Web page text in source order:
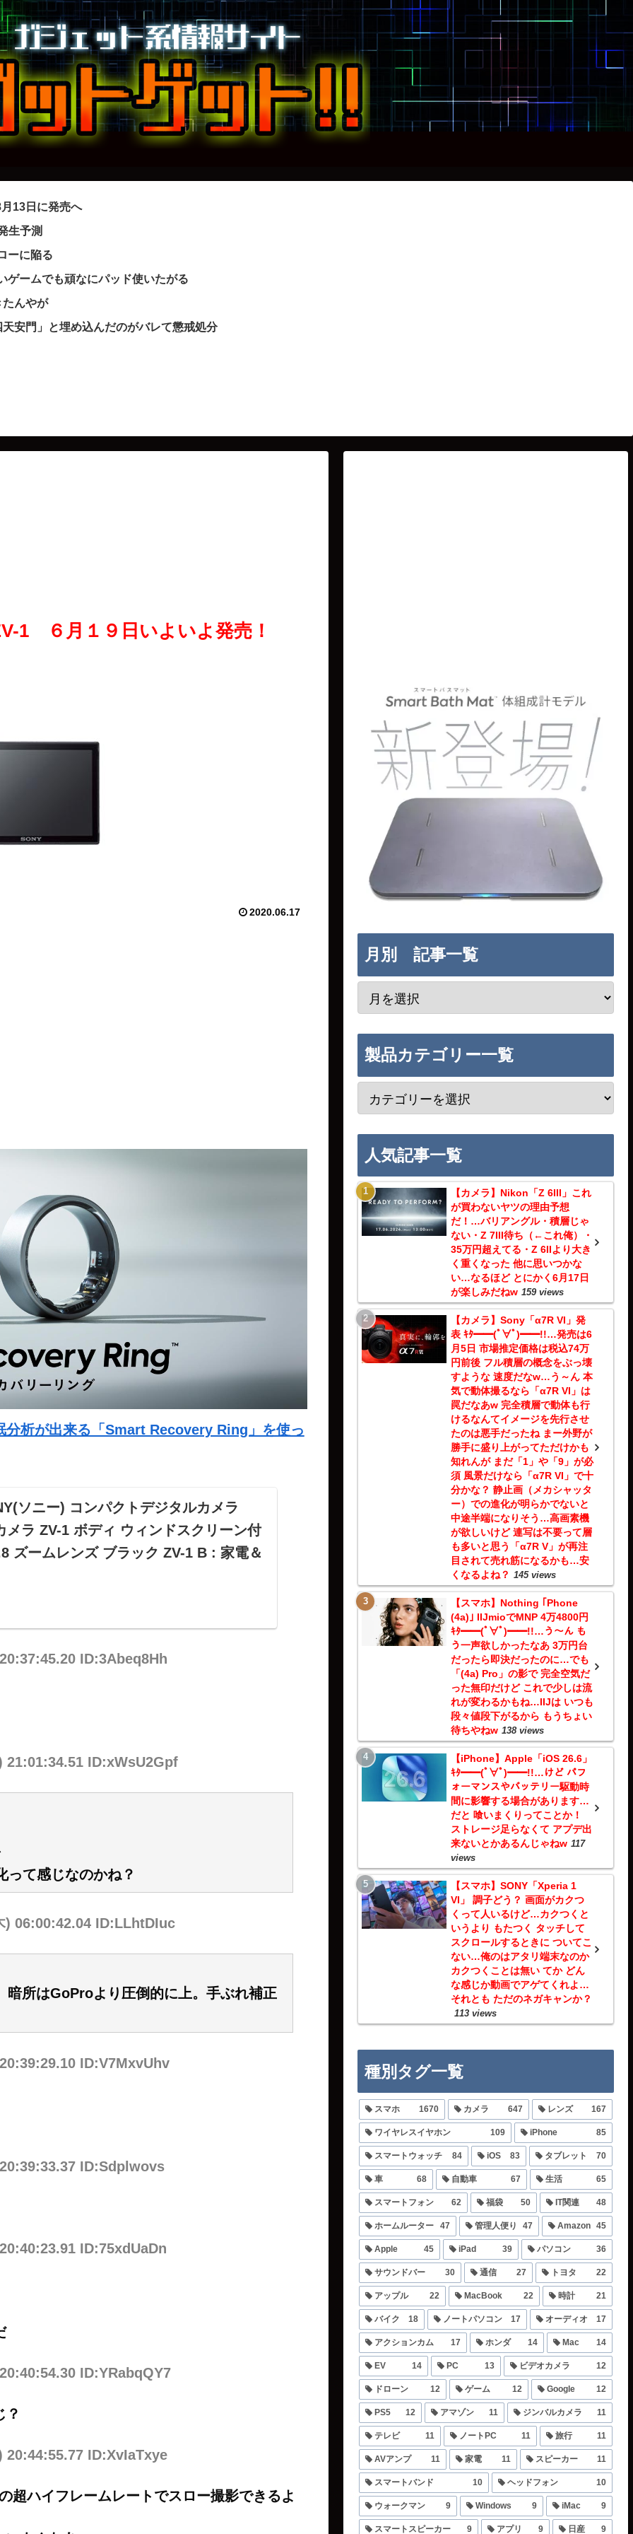
13日に発売へ
生予測
ーに陥る
ゲームでも頑なにパッド使いたがる
たんやが
安門」と埋め込んだのがバレて懲戒処分
1 ６月１９日いよいよ発売！
2020.06.17
分析が出来る「Smart Recovery Ring」を使っ
ソニー) コンパクトデジタルカメラ
ラ ZV-1 ボディ ウィンドスクリーン付
ズームレンズ ブラック ZV-1 B : 家電＆
ID:3Abeq8Hh
21:01:34.51 ID:xWsU2Gpf
って感じなのかね？
) 06:00:42.04 ID:LLhtDIuc
所はGoProより圧倒的に上。手ぶれ補正
ID:V7MxvUhv
ID:Sdplwovs
ID:75xdUaDn
ID:YRabqQY7
？
20:44:55.77 ID:XvIaTxye
超ハイフレームレートでスロー撮影できるよ
月別 記事一覧
製品カテゴリー一覧
人気記事一覧
【カメラ】Nikon「Z 6III」これ
が買わないヤツの理由予想
だ！…バリアングル・積層じゃ
ない・Z 7III待ち（←これ俺）・
35万円超えてる・Z 6IIより大き
く重くなった 他に思いつかな
い…なるほど とにかく6月17日
が楽しみだねw 159 views
【カメラ】Sony「α7R VI」発
表 ｷﾀ━━(ﾟ∀ﾟ)━━!!…発売は6
月5日 市場推定価格は税込74万
円前後 フル積層の概念をぶっ壊
すような 速度だなw…う～ん 本
気で動体撮るなら「α7R VI」は
罠だなあw 完全積層で動体も行
けるなんてイメージを先行させ
たのは悪手だったね まー外野が
勝手に盛り上がってただけかも
知れんが まだ「1」や「9」が必
須 風景だけなら「α7R VI」で十
分かな？ 静止画（メカシャッタ
ー）での進化が明らかでないと
中途半端になりそう…高画素機
が欲しいけど 連写は不要って層
も多いと思う「α7R V」が再注
目されて売れ筋になるかも…安
くなるよね？ 145 views
【スマホ】Nothing ｢Phone
(4a)｣ IIJmioでMNP 4万4800円
ｷﾀ━━(ﾟ∀ﾟ)━━!!…う～ん も
う一声欲しかったなあ 3万円台
だったら即決だったのに…でも
「(4a) Pro」の影で 完全空気だ
った無印だけど これで少しは流
れが変わるかもね…IIJは いつも
段々値段下がるから もうちょい
待ちやねw 138 views
【iPhone】Apple「iOS 26.6」
ｷﾀ━━(ﾟ∀ﾟ)━━!!…けど パフ
ォーマンスやバッテリー駆動時
間に影響する場合があります…
だと 喰いまくりってことか！
ストレージ足らなくて アプデ出
来ないとかあるんじゃねw 117
views
【スマホ】SONY「Xperia 1
VI」 調子どう？ 画面がカクつ
くって人いるけど…カクつくと
いうより もたつく タッチして
スクロールするときに ついてこ
ない…俺のはアタリ端末なのか
カクつくことは無い てか どん
な感じか動画でアゲてくれよ…
それとも ただのネガキャンか？
113 views
種別タグ一覧
スマホ 1670 カメラ 647 レンズ 167
ワイヤレスイヤホン 109 iPhone 85
スマートウォッチ 84 iOS 83 タブレット 70
車 68 自動車 67 生活 65
スマートフォン 62 福袋 50 IT関連 48
ホームルーター 47 管理人便り 47 Amazon 45
Apple 45 iPad 39 パソコン 36
サウンドバー 30 通信 27 トヨタ 22
アップル 22 MacBook 22 時計 21
バイク 18 ノートパソコン 17 オーディオ 17
アクションカム 17 ホンダ 14 Mac 14
EV 14 PC 13 ビデオカメラ 12
ドローン 12 ゲーム 12 Google 12
PS5 12 アマゾン 11 ジンバルカメラ 11
テレビ 11 ノートPC 11 旅行 11
AVアンプ 11 家電 11 スピーカー 11
スマートバンド 10 ヘッドフォン 10
ウォークマン 9 Windows 9 iMac 9
スマートスピーカー 9 アプリ 9 日産 9